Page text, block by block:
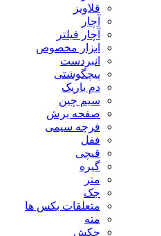
قلاویز
آچار
آچار فیلتر
ابزار مخصوص
انبردست
پیچگوشتی
دم باریک
سیم چین
صفحه برش
فرچه سیمی
ففل
قیچی
گیره
متر
جک
متعلقات بکس ها
مته
چکش